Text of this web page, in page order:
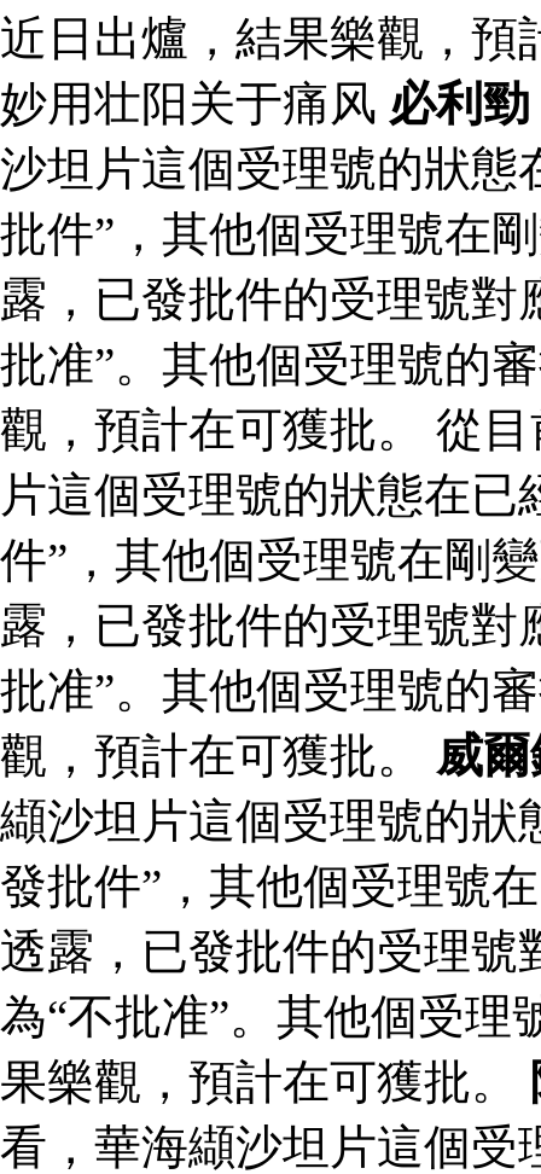
近日出爐，結果樂觀，預
妙用壮阳关于痛风 必利勁
沙坦片這個受理號的狀態
批件”，其他個受理號在
露，已發批件的受理號對
批准”。其他個受理號的
觀，預計在可獲批。 從
片這個受理號的狀態在
件”，其他個受理號在剛
露，已發批件的受理號對
批准”。其他個受理號的
觀，預計在可獲批。 威
纈沙坦片這個受理號的狀
發批件”，其他個受理號
透露，已發批件的受理號
為“不批准”。其他個受理
果樂觀，預計在可獲批。
看，華海纈沙坦片這個受